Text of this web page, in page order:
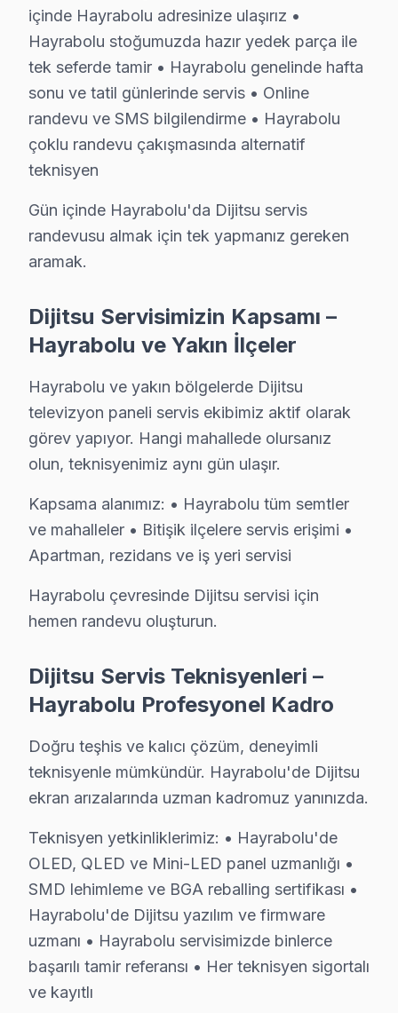
Hayrabolu'de Dijitsu TV Tamir Maliyetleri
Hayrabolu'de Dijitsu LED TV tamiri yaptırmadan
Teşhis ücretsiz. Cihazınızı inceledikten sonra arıza
Fiyatlar neye göre değişir: Arıza tipi, ekran boyutu ve
Ödeme kolaylığı: Kredi kartı, havale ve NFC ödeme
Garanti dahil: Verdiğimiz her fiyata 6 ay işçilik ve 1-2
» Hayrabolu'de aynı gün teşhis, şeffaf fiyat teklifi ve
Dijitsu Servisi Garanti ve Sonrası Destek
Hayrabolu Dijitsu televizyon paneli tamir garantisi: 15
Dijitsu işçilik garantisi: Hayrabolu'de 6 ay — aynı
bu TV parça güvencesi: Hayrabolu servisimizde
Dijitsu'a özgü USB disk okuma hatası arızası dahil
Yazılı taahhüt: Her Hayrabolu Dijitsu servis
7/24 Dijitsu Destek Hattı: Hayrabolu'den tamir
Hayrabolu Dijitsu Altyapı ve Arıza Profili
Hayrabolu'nin Tarımsal dokusu Dijitsu ekran arıza
Hayrabolu Meydanı bölgesindeki konutlarda Dijitsu
D-100 Karayolu ve Tekirdağ-Edirne Yolu güzergahı
S: Hayrabolu'de arıza tespit nasıl yapılıyor?
C: Hayrabolu servisimizde müşterinin sorunu
C: Panel teknolojisine, LED aydınlatma sistemine,
S: Hayrabolu'de LED TV açılıp kapanması ne
S: "Turuncu ışık yanıyor ama görüntüleme sistemi
C: Standby modu çalışıyor ama ana devre sorun
S: Hayrabolu'de WiFi/Ethernet bağlanmıyor sorunu
C: Smart televizyon paneli'lerde ağ modülü arızası,
S: Hayrabolu'de hangi arızalarda arıza giderme
C: Panel piksel arızası, dallanma, tam kararma
içinde Hayrabolu adresinize ulaşırız •
Hayrabolu stoğumuzda hazır yedek parça ile
tek seferde tamir • Hayrabolu genelinde hafta
sonu ve tatil günlerinde servis • Online
randevu ve SMS bilgilendirme • Hayrabolu
çoklu randevu çakışmasında alternatif
teknisyen
Gün içinde Hayrabolu'da Dijitsu servis
randevusu almak için tek yapmanız gereken
aramak.
Dijitsu Servisimizin Kapsamı –
Hayrabolu ve Yakın İlçeler
Hayrabolu ve yakın bölgelerde Dijitsu
televizyon paneli servis ekibimiz aktif olarak
görev yapıyor. Hangi mahallede olursanız
olun, teknisyenimiz aynı gün ulaşır.
Kapsama alanımız: • Hayrabolu tüm semtler
ve mahalleler • Bitişik ilçelere servis erişimi •
Apartman, rezidans ve iş yeri servisi
Hayrabolu çevresinde Dijitsu servisi için
hemen randevu oluşturun.
Dijitsu Servis Teknisyenleri –
Hayrabolu Profesyonel Kadro
Doğru teşhis ve kalıcı çözüm, deneyimli
teknisyenle mümkündür. Hayrabolu'de Dijitsu
ekran arızalarında uzman kadromuz yanınızda.
Teknisyen yetkinliklerimiz: • Hayrabolu'de
OLED, QLED ve Mini-LED panel uzmanlığı •
SMD lehimleme ve BGA reballing sertifikası •
Hayrabolu'de Dijitsu yazılım ve firmware
uzmanı • Hayrabolu servisimizde binlerce
başarılı tamir referansı • Her teknisyen sigortalı
ve kayıtlı